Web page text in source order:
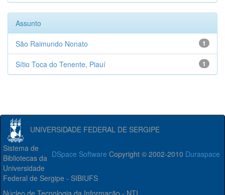
Assunto
1
São Raimundo Nonato
1
Sítio Toca do Tenente, Piauí
UNIVERSIDADE FEDERAL DE SERGIPE
DSpace Software Copyright © 2002-2010 Duraspace
Sistema de
Bibliotecas da
Universidade
Federal de Sergipe - SIBIUFS
Núcleo de Tecnologia da Informação - NTI